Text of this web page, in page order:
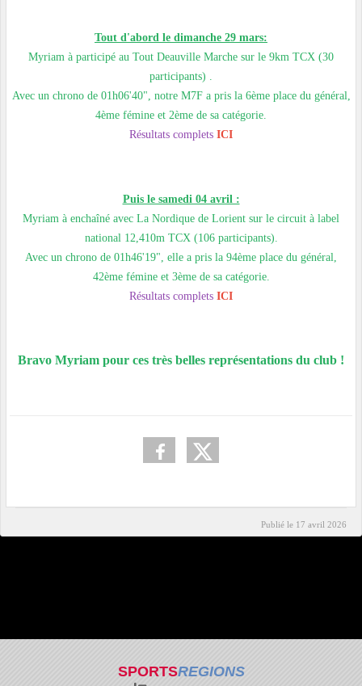
Tout d'abord le dimanche 29 mars:
Myriam à participé au Tout Deauville Marche sur le 9km TCX (30
participants) .
Avec un chrono de 01h06'40", notre M7F a pris la 6ème place du général,
4ème fémine et 2ème de sa catégorie.
Résultats complets ICI
Puis le samedi 04 avril :
Myriam à enchaîné avec La Nordique de Lorient sur le circuit à label
national 12,410m TCX (106 participants).
Avec un chrono de 01h46'19", elle a pris la 94ème place du général,
42ème fémine et 3ème de sa catégorie.
Résultats complets ICI
Bravo Myriam pour ces très belles représentations du club !
Publié le 17 avril 2026
SPORTSREGIONS